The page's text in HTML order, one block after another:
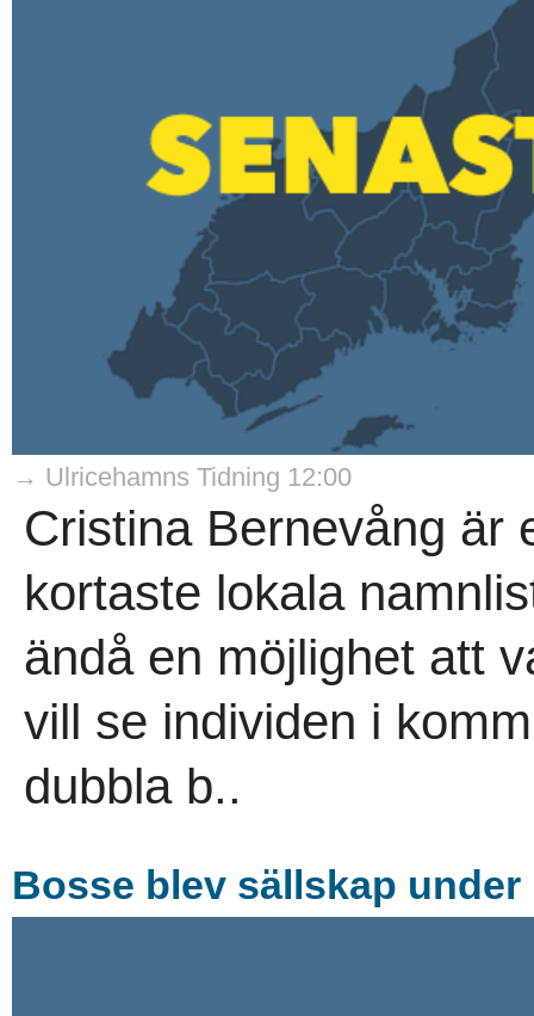
→ Ulricehamns Tidning 12:00
Cristina Bernevång är
kortaste lokala
ändå en möjlighet att
vill se individen i
dubbla b..
Bosse blev sällskap